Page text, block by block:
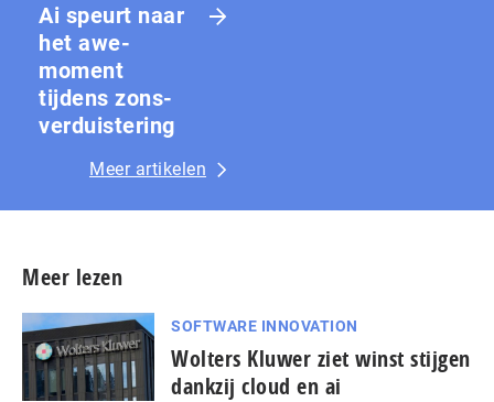
Ai speurt naar
het awe-
moment
tijdens zons­
ver­duis­te­ring
Meer artikelen
Meer lezen
SOFTWARE INNOVATION
Wolters Kluwer ziet winst stijgen
dankzij cloud en ai